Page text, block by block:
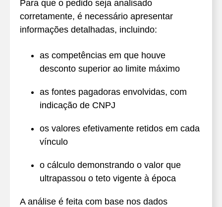
Para que o pedido seja analisado
corretamente, é necessário apresentar
informações detalhadas, incluindo:
as competências em que houve
desconto superior ao limite máximo
as fontes pagadoras envolvidas, com
indicação de CNPJ
os valores efetivamente retidos em cada
vínculo
o cálculo demonstrando o valor que
ultrapassou o teto vigente à época
A análise é feita com base nos dados